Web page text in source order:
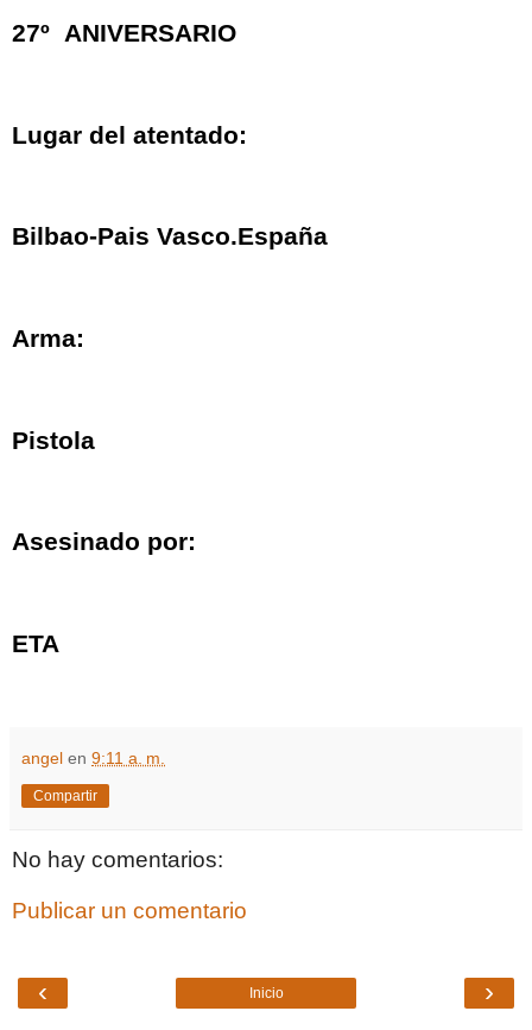
27º ANIVERSARIO
Lugar del atentado:
Bilbao-Pais Vasco.España
Arma:
Pistola
Asesinado por:
ETA
angel en 9:11 a. m.
Compartir
No hay comentarios:
Publicar un comentario
‹ ›
Inicio